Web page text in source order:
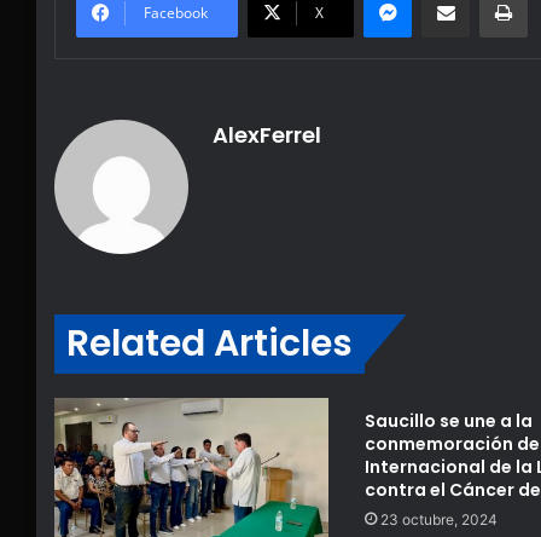
Facebook X
AlexFerrel
Related Articles
Saucillo se une a la
conmemoración
Internacional de la
contra el Cáncer
23 octubre, 2024